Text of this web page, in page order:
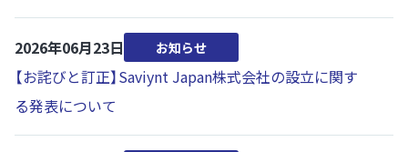
2026年06月23日 お知らせ
【お詫びと訂正】Saviynt Japan株式会社の設立に関す
る発表について